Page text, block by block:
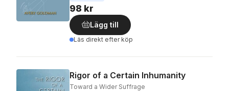
98 kr
Lägg till
Läs direkt efter köp
Rigor of a Certain Inhumanity
Toward a Wider Suffrage